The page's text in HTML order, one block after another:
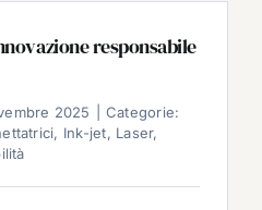
responsabile
2025
Categorie:
, Ink-jet, Laser,